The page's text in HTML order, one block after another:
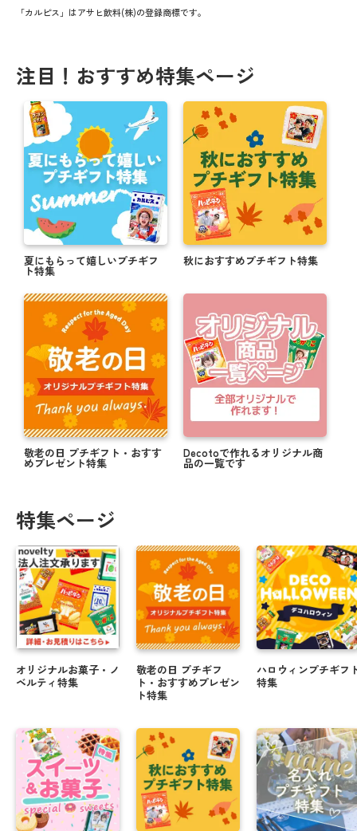
「カルピス」はアサヒ飲料(株)の登録商標です。
注目！おすすめ特集ページ
夏にもらって嬉しいプチギフ
ト特集
秋におすすめプチギフト特集
敬老の日 プチギフト・おすす
めプレゼント特集
Decotoで作れるオリジナル商
品の一覧です
特集ページ
オリジナルお菓子・ノ
ベルティ特集
敬老の日 プチギフ
ト・おすすめプレゼン
ト特集
ハロウィンプチギフ
特集